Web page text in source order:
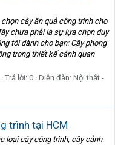
cây ăn quả công trình cho
chưa phải là sự lựa chọn duy
tôi dành cho bạn: Cây phong
trong thiết kế cảnh quan
Trả lời: 0 Diễn đàn: Nội thất -
trình tại HCM
loại cây công trình, cây cảnh